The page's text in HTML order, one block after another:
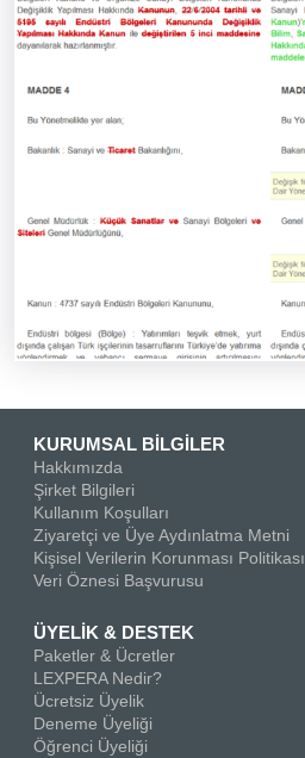
KURUMSAL BİLGİLER
Hakkımızda
Şirket Bilgileri
Kullanım Koşulları
Ziyaretçi ve Üye Aydınlatma Metni
Kişisel Verilerin Korunması Politikası
Veri Öznesi Başvurusu
ÜYELİK & DESTEK
Paketler & Ücretler
LEXPERA Nedir?
Ücretsiz Üyelik
Deneme Üyeliği
Öğrenci Üyeliği